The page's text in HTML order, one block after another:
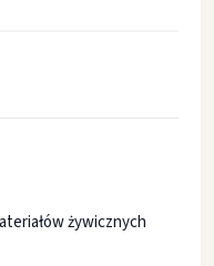
żywicznych